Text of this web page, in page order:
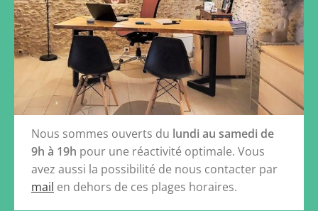
Nous sommes ouverts du lundi au samedi de
9h à 19h pour une réactivité optimale. Vous
avez aussi la possibilité de nous contacter par
mail en dehors de ces plages horaires.